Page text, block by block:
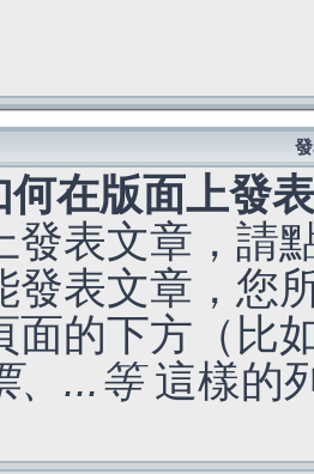
何在版面上發
發表文章，請
發表文章，您
面的下方（比
、...等這樣的